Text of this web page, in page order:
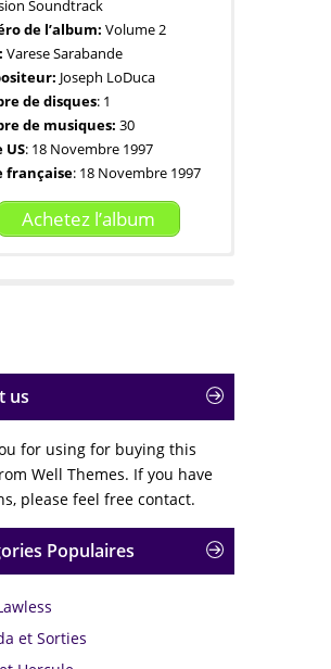
Soundtrack
de l’album: Volume 2
Varese Sarabande
Joseph LoDuca
de disques: 1
de musiques: 30
US: 18 Novembre 1997
française: 18 Novembre 1997
Achetez l’album
05. Quicksand
06. Squeal
07. Sword Play
08. Homeland
la playlistXenaNews avec Joseph LoDuca
us
for using for buying this
Well Themes. If you have
please feel free contact.
Populaires
et Sorties